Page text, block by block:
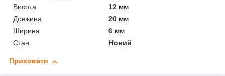
Висота
12 мм
Довжина
20 мм
Ширина
6 мм
Стан
Новий
Приховати